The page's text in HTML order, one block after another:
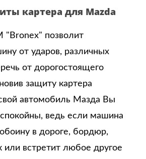
картера для Mazda
"Bronex" позволит
от ударов, различных
от дорогостоящего
защиту картера
автомобиль Мазда Вы
ведь если машина
в дороге, бордюр,
или встретит любое другое